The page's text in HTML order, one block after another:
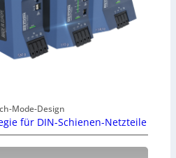
Mode-Design
für DIN-Schienen-Netzteile